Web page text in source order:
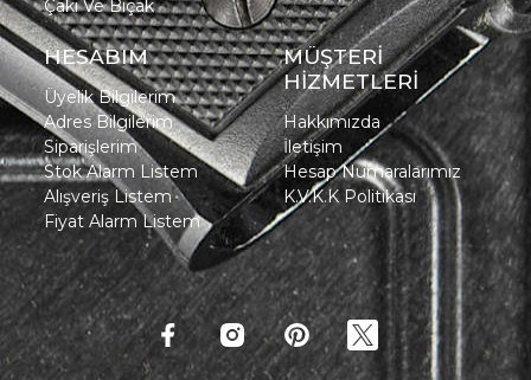
Çakı Ve Bıçak
HESABIM
Üyelik Bilgilerim
Adres Bilgilerim
Siparişlerim
Stok Alarm Listem
Alışveriş Listem
Fiyat Alarm Listem
MÜŞTERİ
HİZMETLERİ
Hakkımızda
İletişim
Hesap Numaralarımız
K.V.K.K Politikası